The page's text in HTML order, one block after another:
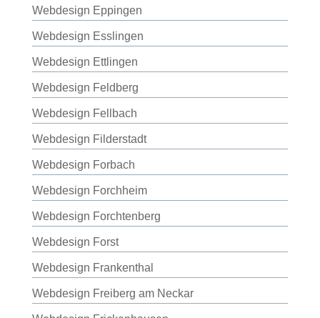
Webdesign Eppingen
Webdesign Esslingen
Webdesign Ettlingen
Webdesign Feldberg
Webdesign Fellbach
Webdesign Filderstadt
Webdesign Forbach
Webdesign Forchheim
Webdesign Forchtenberg
Webdesign Forst
Webdesign Frankenthal
Webdesign Freiberg am Neckar